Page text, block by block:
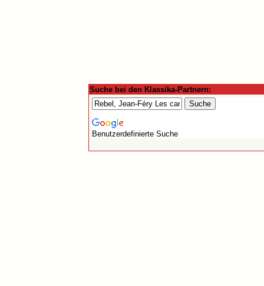
Suche bei den Klassika-Partnern:
Benutzerdefinierte Suche